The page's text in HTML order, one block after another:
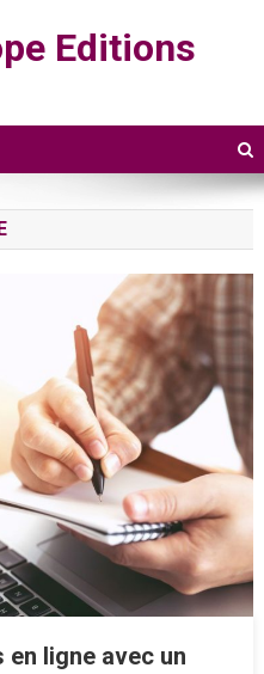
Editions
ligne avec un